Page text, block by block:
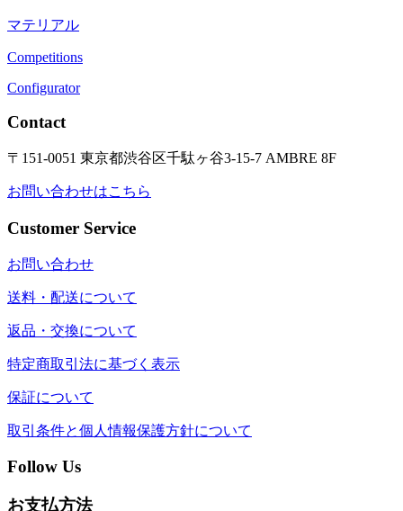
マテリアル
Competitions
Configurator
Contact
〒151-0051 東京都渋谷区千駄ヶ谷3-15-7 AMBRE 8F
お問い合わせはこちら
Customer Service
お問い合わせ
送料・配送について
返品・交換について
特定商取引法に基づく表示
保証について
取引条件と個人情報保護方針について
Follow Us
お支払方法